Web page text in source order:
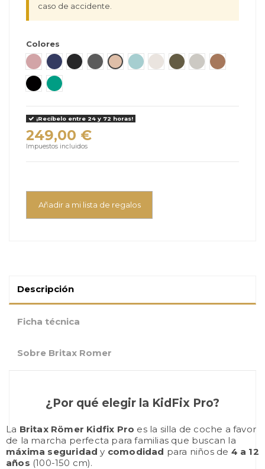
caso de accidente.
Colores
Dusty RoseNight BlueCarbon Black
Mineral Grey
Teak Harbor BlueSoft TaupeUrban OliveLinen GreyWarm
Onix BlackSage Green
¡Recíbelo entre 24 y 72 horas!
249,00 €
Impuestos incluidos
Añadir a mi lista de regalos
Descripción
Ficha técnica
Sobre Britax Romer
¿Por qué elegir la KidFix Pro?
La Britax Römer Kidfix Pro es la silla de coche a favor
de la marcha perfecta para familias que buscan la
máxima seguridad y comodidad para niños de 4 a 12
años (100-150 cm).